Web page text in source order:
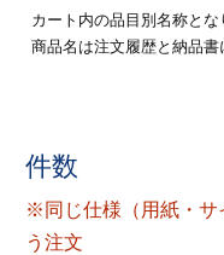
ィ・販促グッズ
イズ
印刷
ー印刷
ード印刷
刷
印刷
形マル型
2026年 9月
月
火 水 木
21
22
28
29 30
カート内の品目別名称とな
商品名は注文履歴と納品書
件数
※同じ仕様（用紙・サ
う注文